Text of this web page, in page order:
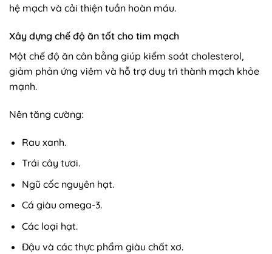
hệ mạch và cải thiện tuần hoàn máu.
Xây dựng chế độ ăn tốt cho tim mạch
Một chế độ ăn cân bằng giúp kiểm soát cholesterol,
giảm phản ứng viêm và hỗ trợ duy trì thành mạch khỏe
mạnh.
Nên tăng cường:
Rau xanh.
Trái cây tươi.
Ngũ cốc nguyên hạt.
Cá giàu omega-3.
Các loại hạt.
Đậu và các thực phẩm giàu chất xơ.